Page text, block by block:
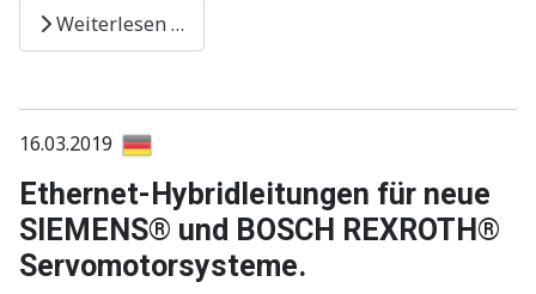
Weiterlesen …
16.03.2019
Ethernet-Hybridleitungen für neue
SIEMENS® und BOSCH REXROTH®
Servomotorsysteme.